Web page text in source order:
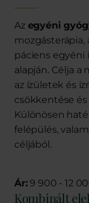
Az egyéni
páciens egyéni
alapján. Célja a
az ízületek és
csökkentése
Különösen
felépülés,
céljából.
Ár: 9 900 - 12
Kombinált